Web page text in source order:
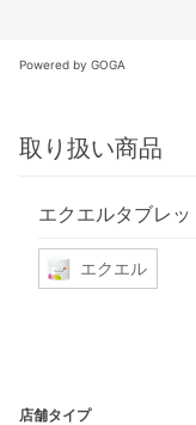
Powered by GOGA
取り扱い商品
エクエルタブレッ
エクエル
店舗タイプ